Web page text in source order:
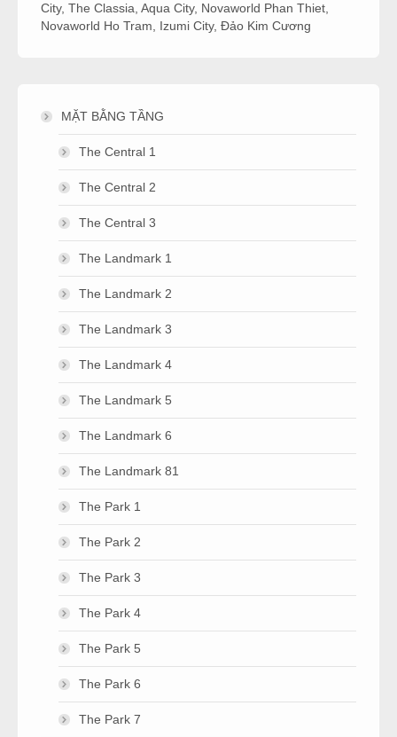
City, The Classia Aqua City, Novaworld Phan Thiet
Novaworld Ho Tram
Izumi City, Đảo Kim Cương
MẶT BẰNG TẦNG
The Central 1
The Central 2
The Central 3
The Landmark 1
The Landmark 2
The Landmark 3
The Landmark 4
The Landmark 5
The Landmark 6
The Landmark 81
The Park 1
The Park 2
The Park 3
The Park 4
The Park 5
The Park 6
The Park 7